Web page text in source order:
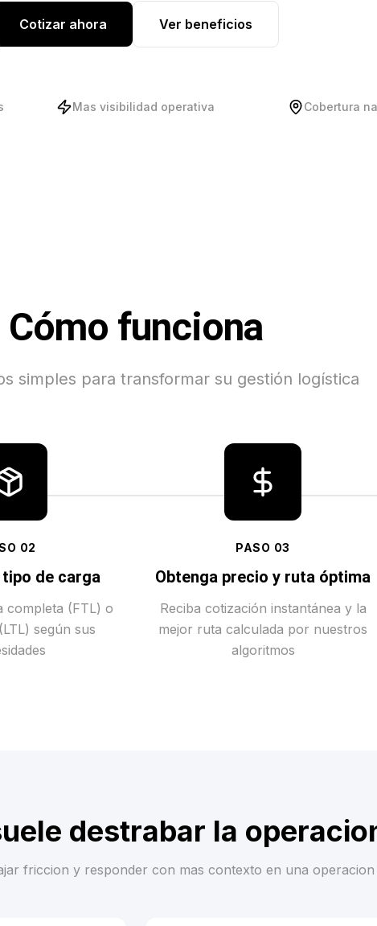
Cotizar ahora Ver beneficios
Mas visibilidad operativa Cobertura
Cómo funciona
simples para transformar su gestión logística
02
de carga
completa (FTL) o
según sus
PASO 03
Obtenga precio y ruta óptima
Reciba cotización instantánea y la
mejor ruta calculada por nuestros
algoritmos
destrabar la
friccion y responder con mas contexto en una operacion